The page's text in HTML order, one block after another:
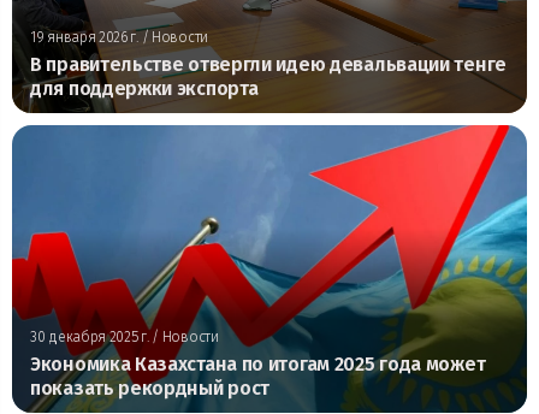
19 января 2026 г./ Новости
В правительстве отвергли идею девальвации тенге
для поддержки экспорта
30 декабря 2025 г./ Новости
Экономика Казахстана по итогам 2025 года может
показать рекордный рост